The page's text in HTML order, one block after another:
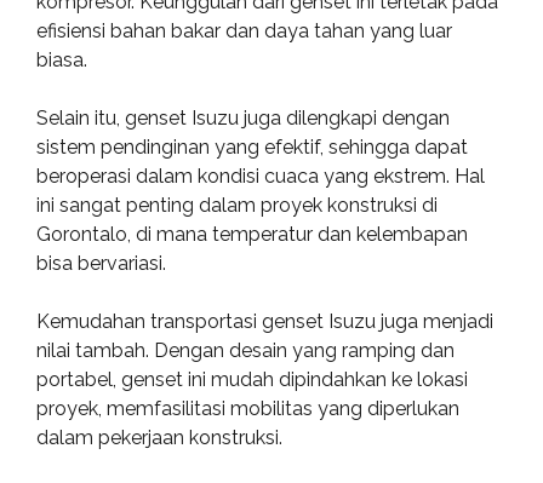
efisiensi bahan bakar dan daya tahan yang luar
biasa.
Selain itu, genset Isuzu juga dilengkapi dengan
sistem pendinginan yang efektif, sehingga dapat
beroperasi dalam kondisi cuaca yang ekstrem. Hal
ini sangat penting dalam proyek konstruksi di
Gorontalo, di mana temperatur dan kelembapan
bisa bervariasi.
Kemudahan transportasi genset Isuzu juga menjadi
nilai tambah. Dengan desain yang ramping dan
portabel, genset ini mudah dipindahkan ke lokasi
proyek, memfasilitasi mobilitas yang diperlukan
dalam pekerjaan konstruksi.